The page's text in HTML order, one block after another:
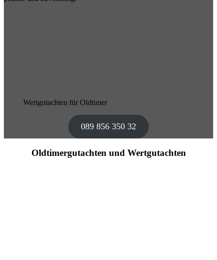
Wertgutachten für Oldtimer
089 856 350 32
Oldtimergutachten und Wertgutachten